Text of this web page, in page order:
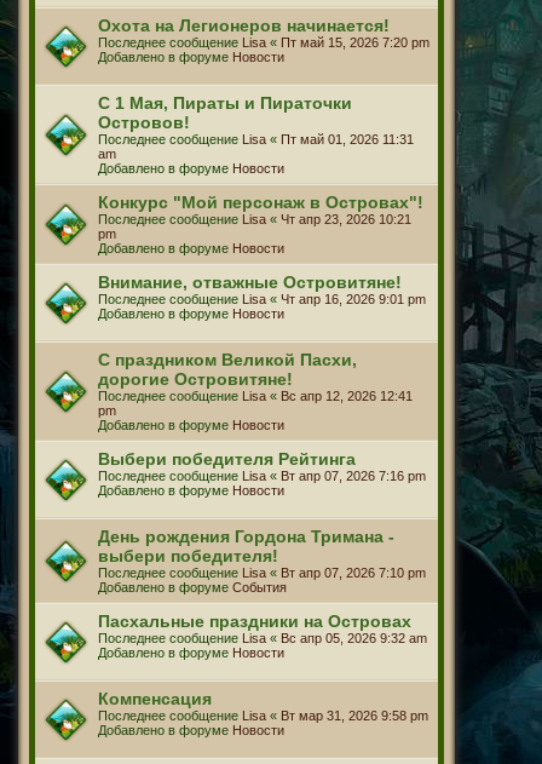
Охота на Легионеров начинается!
Последнее сообщение Lisa « Пт май 15, 2026 7:20 pm
Добавлено в форуме Новости
С 1 Мая, Пираты и Пираточки
Островов!
Последнее сообщение Lisa « Пт май 01, 2026 11:31
am
Добавлено в форуме Новости
Конкурс "Мой персонаж в Островах"!
Последнее сообщение Lisa « Чт апр 23, 2026 10:21
pm
Добавлено в форуме Новости
Внимание, отважные Островитяне!
Последнее сообщение Lisa « Чт апр 16, 2026 9:01 pm
Добавлено в форуме Новости
С праздником Великой Пасхи,
дорогие Островитяне!
Последнее сообщение Lisa « Вс апр 12, 2026 12:41
pm
Добавлено в форуме Новости
Выбери победителя Рейтинга
Последнее сообщение Lisa « Вт апр 07, 2026 7:16 pm
Добавлено в форуме Новости
День рождения Гордона Тримана -
выбери победителя!
Последнее сообщение Lisa « Вт апр 07, 2026 7:10 pm
Добавлено в форуме События
Пасхальные праздники на Островах
Последнее сообщение Lisa « Вс апр 05, 2026 9:32 am
Добавлено в форуме Новости
Компенсация
Последнее сообщение Lisa « Вт мар 31, 2026 9:58 pm
Добавлено в форуме Новости